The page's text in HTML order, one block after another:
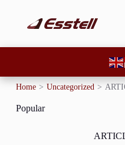
Home > Uncategorized >
Popular